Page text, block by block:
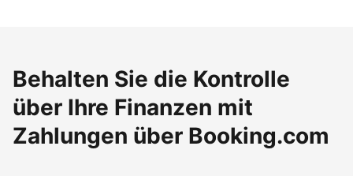
Behalten Sie die Kontrolle
über Ihre Finanzen mit
Zahlungen über Booking.com